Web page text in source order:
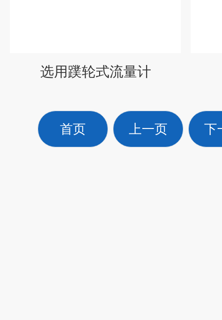
选用蹼轮式流量计
首页 上一页 下